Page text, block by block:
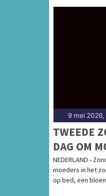
9 mei
TWEEDE
DAG OM
NEDERLAND -
moeders in het
op bed, een